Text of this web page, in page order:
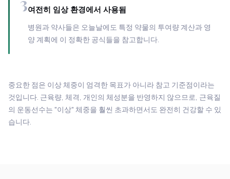
여전히 임상 환경에서 사용됨
병원과 약사들은 오늘날에도 특정 약물의 투여량 계산과 영
양 계획에 이 정확한 공식들을 참고합니다.
중요한 점은 이상 체중이 엄격한 목표가 아니라 참고 기준점이라는
것입니다. 근육량, 체격, 개인의 체성분을 반영하지 않으므로, 근육질
의 운동선수는 "이상" 체중을 훨씬 초과하면서도 완전히 건강할 수 있
습니다.